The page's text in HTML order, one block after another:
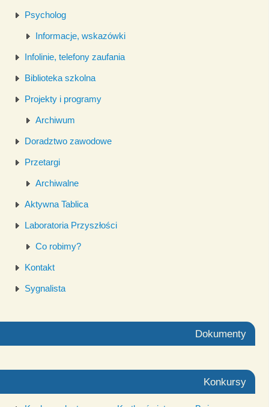
Psycholog
Informacje, wskazówki
Infolinie, telefony zaufania
Biblioteka szkolna
Projekty i programy
Archiwum
Doradztwo zawodowe
Przetargi
Archiwalne
Aktywna Tablica
Laboratoria Przyszłości
Co robimy?
Kontakt
Sygnalista
Dokumenty
Konkursy